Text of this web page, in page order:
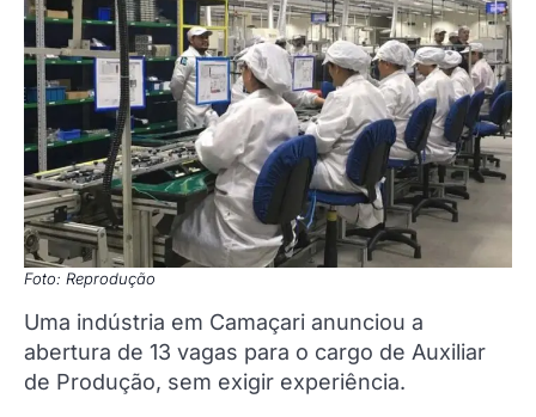
Foto: Reprodução
Uma indústria em Camaçari anunciou a
abertura de 13 vagas para o cargo de Auxiliar
de Produção, sem exigir experiência.